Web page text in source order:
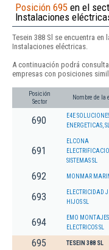
Posición 695 en el
Instalaciones
Tesein 388 Sl se encuentra
Instalaciones eléctricas.
A continuación podrá
empresas con posiciones
Posición
Sector
Nombre de la
690
E4E
ENERGETICAS, SL.
691
ELCONA
SISTEMAS SL
692 MONMAR
693
ELECTRICIDAD
HIJOS SL
694
EMO MONTAJES
ELECTRICOS SL
695 TESEIN 388 SL